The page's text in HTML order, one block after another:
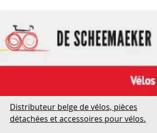
Distributeur belge de vélos, pièces
détachées et accessoires pour vélos.